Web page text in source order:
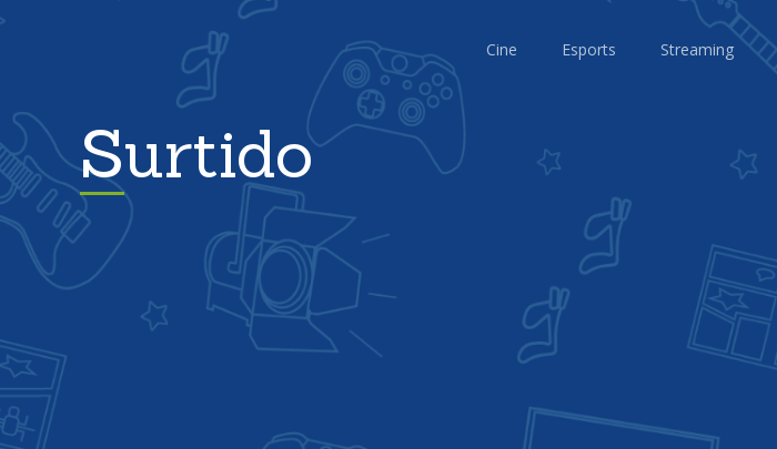
Cine Esports Streaming
Surtido